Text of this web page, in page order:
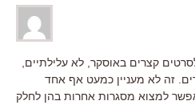
קצרים באוסקר, לא עלילתיים,
זה לא מעניין כמעט אף אחד
למצוא מסגרות אחרות בהן לחלק